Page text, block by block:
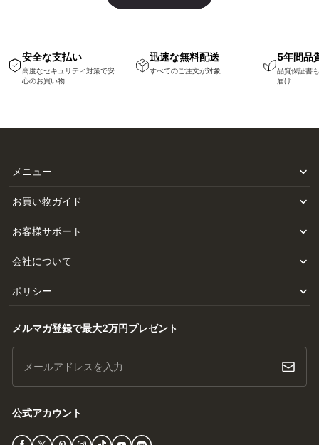
安全な支払い
高度なセキュリティ対策で安
心のお買い物
迅速な無料配送
すべてのご注文が対象
5年間品
品質保証書
届け
メニュー
お買い物ガイド
お客様サポート
会社について
ポリシー
メルマガ登録で最大2万円プレゼント
メールアドレスを入力
公式アカウント